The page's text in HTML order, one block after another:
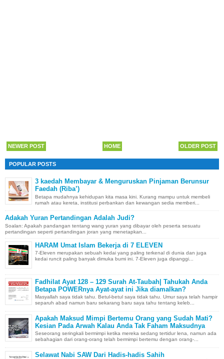
NEWER POST OLDER POST
HOME
POPULAR POSTS
3 kaedah Membayar & Menguruskan Pinjaman Berunsur
Faedah (Riba’)
Betapa mudahnya kehidupan kita masa kini. Kurang mampu untuk membeli
rumah atau kereta, institusi perbankan dan kewangan sedia memberi...
Adakah Yuran Pertandingan Adalah Judi?
Soalan: Apakah pandangan tentang wang yuran yang dibayar oleh peserta sesuatu
pertandingan seperti pertandingan joran yang menetapkan...
HARAM Umat Islam Bekerja di 7 ELEVEN
7-Eleven merupakan sebuah kedai yang paling terkenal di dunia dan juga
kedai runcit paling banyak dimuka bumi ini. 7-Eleven juga dipanggi...
Fadhilat Ayat 128 – 129 Surah At-Taubah| Tahukah Anda
Betapa POWERnya Ayat-ayat ini Jika diamalkan?
Masyallah saya tidak tahu. Betul-betul saya tidak tahu. Umur saya telah hampir
separuh abad namun baru sekarang baru saya tahu tentang keleb...
Apakah Maksud Mimpi Bertemu Orang yang Sudah Mati?
Kesian Pada Arwah Kalau Anda Tak Faham Maksudnya
Seseorang seringkali bermimpi ketika mereka sedang tertidur lena, namun ada
sebahagian dari orang-orang telah bermimpi bertemu dengan orang-...
Selawat Nabi SAW Dari Hadis-hadis Sahih